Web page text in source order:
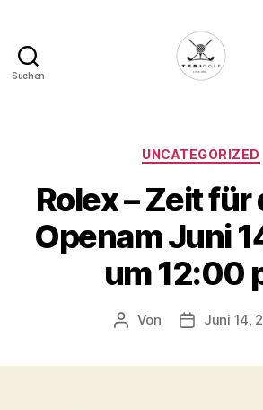
Suchen
Deine
Plattform
für
UNCATEGORIZED
Rolex – Zeit für
Openam Juni
um 12:00
Beitragsautor
Von Juni 14,